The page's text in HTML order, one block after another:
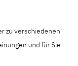
zu verschiedenen
und für Sie